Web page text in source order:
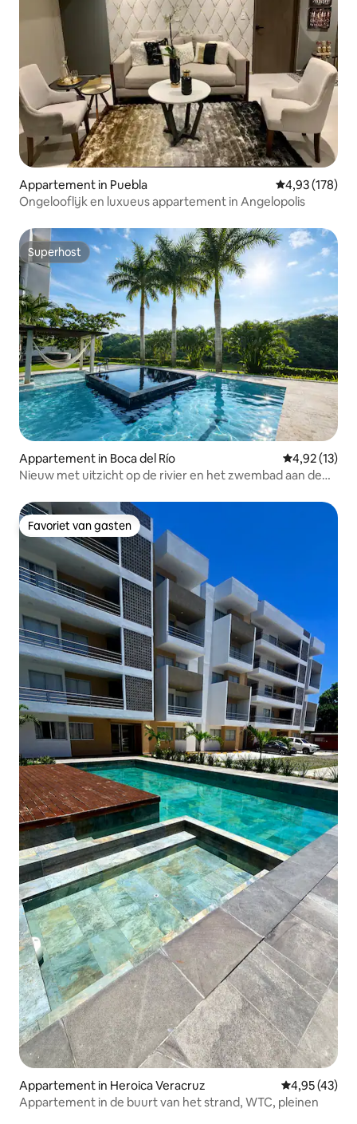
Appartement in Puebla Gemiddelde
4,93 (178)
Ongelooflijk en luxueus appartement in Angelopolis
Superhost
Superhost
Appartement in Boca del Río Gemiddelde
4,92 (13)
Nieuw met uitzicht op de rivier en het zwembad aan de
Favoriet van gasten
Favoriet van gasten
Appartement in Heroica Veracruz Gemiddelde
4,95 (43)
Appartement in de buurt van het strand, WTC, pleinen